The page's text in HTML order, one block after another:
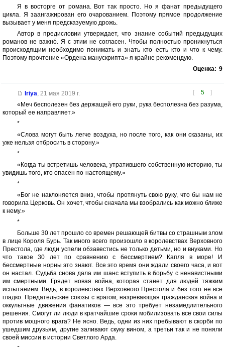
Я в восторге от романа. Вот так просто. Но я фанат предыдущего
цикла. Я заангажирован его очарованием. Поэтому прямое продолжение
вызывает у меня предсказуемую дрожь.
Автор в предисловии утверждает, что знание событий предыдущих
романов не важнó. Я с этим не согласен. Чтобы полностью проникнуться
происходящим необходимо понимать и знать кто есть кто и что к чему.
Поэтому прочтение «Ордена манускрипта» я крайне рекомендую.
Оценка: 9
[ 5 ]
Iriya, 21 мая 2019 г.
«Меч бесполезен без держащей его руки, рука бесполезна без разума,
который ее направляет.»
*
«Слова могут быть легче воздуха, но после того, как они сказаны, их
уже нельзя отбросить в сторону.»
*
«Когда ты встретишь человека, утратившего собственную историю, ты
увидишь того, кто опасен по-настоящему.»
*
«Бог не наклоняется вниз, чтобы протянуть свою руку, что бы нам не
говорила Церковь. Он хочет, чтобы сначала мы взобрались как можно ближе
к нему.»
*
Больше 30 лет прошло со времен решающей битвы со страшным злом
в лице Короля Бурь. Так много всего произошло в королевствах Верховного
Престола, где люди успели обзавестись не только детьми, но и внуками. Но
что такое 30 лет по сравнению с бессмертием? Капля в море! И
бессмертные норны это знают. Все это время они ждали своего часа, и вот
он настал. Судьба снова дала им шанс вступить в борьбу с ненавистными
им смертными. Грядет новая война, которая станет для людей тяжким
испытанием. Ведь, в королевствах Верховного Престола и без того не все
гладко. Предательские союзы с врагом, назревающая гражданская война и
оккультные движения фанатиков — все это требует незамедлительного
решения. Смогут ли люди в кратчайшие сроки мобилизовать все свои силы
против мощного врага? Не ясно. Ведь, одни из них пребывают в скорби по
ушедшим друзьям, другие заливают скуку вином, а третьи так и не поняли
своей миссии в истории Светлого Арда.